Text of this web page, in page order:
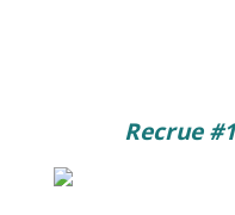
Recrue